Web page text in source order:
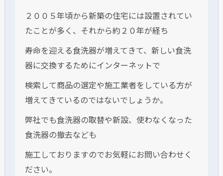
２００５年頃から新築の住宅には設置されてい
たことが多く、それから約２０年が経ち
寿命を迎える食洗器が増えてきて、新しい食洗
器に交換するためにインターネットで
検索して商品の選定や施工業者をしている方が
増えてきているのではないでしょうか。
弊社でも食洗器の取替や新設、使わなくなった
食洗器の撤去なども
施工しておりますのでお気軽にお問い合わせく
ださい。